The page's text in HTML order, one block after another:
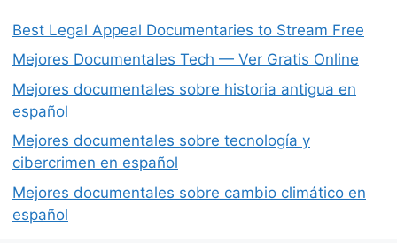
Best Legal Appeal Documentaries to Stream Free
Mejores Documentales Tech — Ver Gratis Online
Mejores documentales sobre historia antigua en
español
Mejores documentales sobre tecnología y
cibercrimen en español
Mejores documentales sobre cambio climático en
español